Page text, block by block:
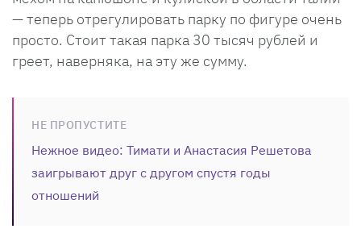
— теперь отрегулировать парку по фигуре очень
просто. Стоит такая парка 30 тысяч рублей и
греет, наверняка, на эту же сумму.
НЕ ПРОПУСТИТЕ
Нежное видео: Тимати и Анастасия Решетова
заигрывают друг с другом спустя годы
отношений